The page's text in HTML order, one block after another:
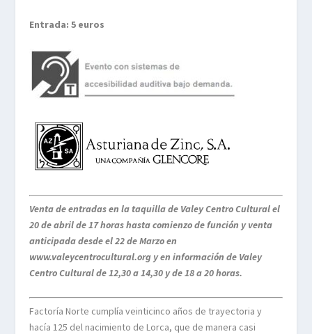
Entrada: 5 euros
Venta de entradas en la taquilla de Valey Centro Cultural el
20 de abril de 17 horas hasta comienzo de función y venta
anticipada desde el 22 de Marzo en
www.valeycentrocultural.org y en información de Valey
Centro Cultural de 12,30 a 14,30 y de 18 a 20 horas.
Factoría Norte cumplía veinticinco años de trayectoria y
hacía 125 del nacimiento de Lorca, que de manera casi